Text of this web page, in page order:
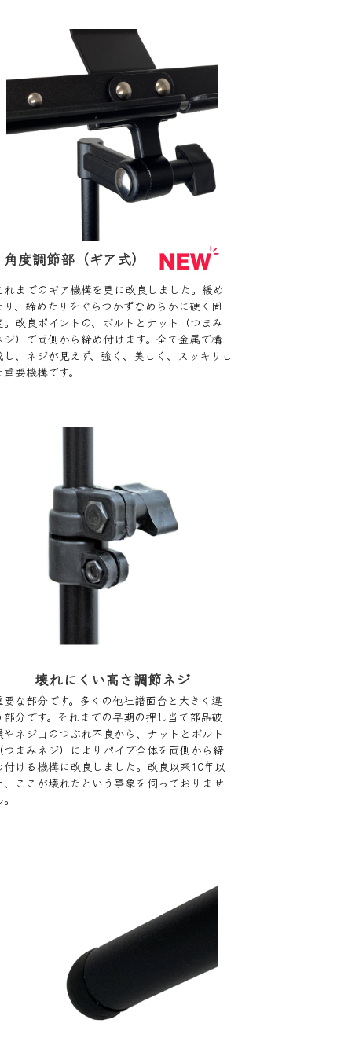
角度調節部（ギア式）
れまでのギア機構を更に改良しました。緩め
り、締めたりをぐらつかずなめらかに硬く固
。改良ポイントの、ボルトとナット（つまみ
ジ）で両側から締め付けます。全て金属で構
し、ネジが見えず、強く、美しく、スッキリし
重要機構です。
壊れにくい高さ調節ネジ
要な部分です。多くの他社譜面台と大きく違
部分です。それまでの早期の押し当て部品破
やネジ山のつぶれ不良から、ナットとボルト
つまみネジ）によりパイプ全体を両側から締
付ける機構に改良しました。改良以来10年以
、ここが壊れたという事象を伺っておりませ